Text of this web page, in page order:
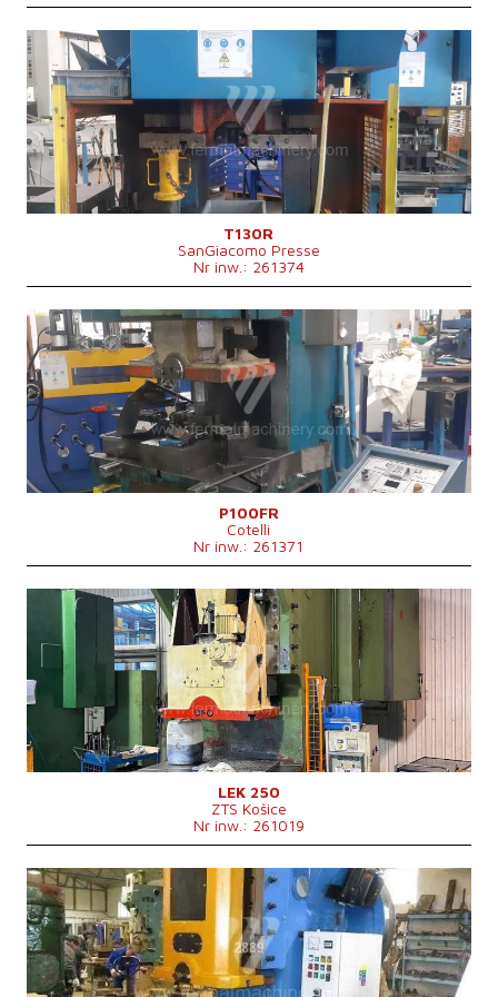
Rok produkcji:
Nominalna siła kształtująca prasy130 t
Rozmiary stołu
600 x 1100 mm
System sterowania
nie
T130R
SanGiacomo Presse
Nr inw.: 261374
Rok produkcji:
0
Nominalna siła kształtująca prasy100 t
Rozmiary stołu
mm
System sterowania
nie
P100FR
Cotelli
Nr inw.: 261371
Rok produkcji:
1983
Nominalna siła kształtująca prasy250 t
Rozmiary stołu
1120 x 800 mm
Skok suwaka
24-180 mm
Przestawienie suwaka
125 mm
Rozmiary d x sz x w
1520 x 2770 x 3760 mm
Ciężar maszyny
18 060 kg
Ilość skoków
45 /min
System sterowania
nie
LEK 250
ZTS Košice
Nr inw.: 261019
Rok produkcji:
1979
Nominalna siła kształtująca prasy 250 t
Rozmiary stołu
1120 x 800 mm
Maks. skok suwaka
30 mm
Rozmiary suwaka
800 x 475 mm
Przestawienie suwaka
110 mm